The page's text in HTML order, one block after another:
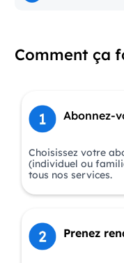
Comment ça
Abonnez-
Choisissez votre
(individuel ou
tous nos services.
Prenez